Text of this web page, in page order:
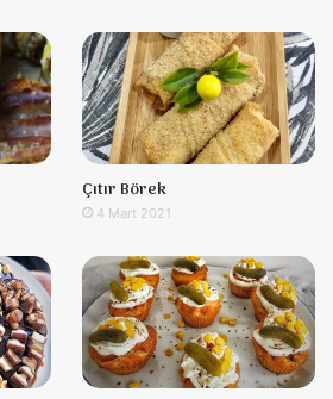
Çıtır Börek
4 Mart 2021